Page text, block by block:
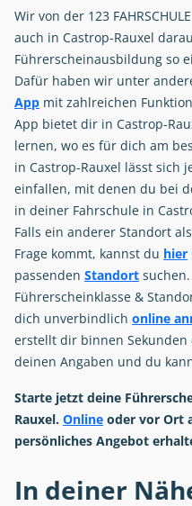
Wir von der 123
auch in Castrop-Rauxel
Führerscheinausbildung so
Dafür haben wir unter
App mit zahlreichen
App bietet dir in Castrop-
lernen, wo es für dich am
in Castrop-Rauxel lässt sich
einfallen, mit denen du bei
in deiner Fahrschule in
Falls ein anderer Standort
Frage kommt, kannst du hier
passenden Standort
Führerscheinklasse &
dich unverbindlich online
erstellt dir binnen
deinen Angaben und du
Starte jetzt deine
Rauxel. Online oder vor Ort
persönliches Angebot
In deiner